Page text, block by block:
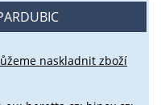
naskladnit zboží